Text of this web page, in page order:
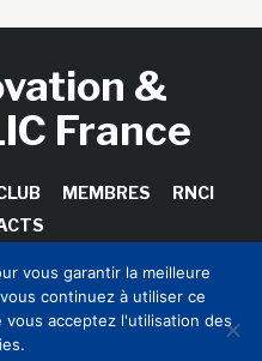
&
France
MEMBRES
RNCI
& Culture CLIC France /
vous garantir la meilleure
continuez à utiliser ce
acceptez l'utilisation des